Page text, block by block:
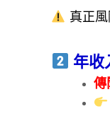
真正
年收
傳